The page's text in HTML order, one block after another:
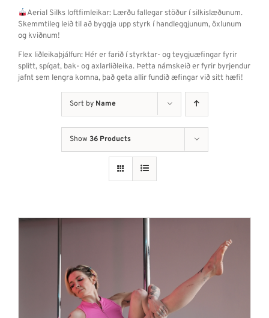
Aerial Silks loftfimleikar: Lærðu fallegar stöður í silkislæðunum.
Skemmtileg leið til að byggja upp styrk í handleggjunum, öxlunum
og kviðnum!
Flex liðleikaþjálfun: Hér er farið í styrktar- og teygjuæfingar fyrir
splitt, spígat, bak- og axlarliðleika. Þetta námskeið er fyrir byrjendur
jafnt sem lengra komna, það geta allir fundið æfingar við sitt hæfi!
Sort by Name
Show 36 Products